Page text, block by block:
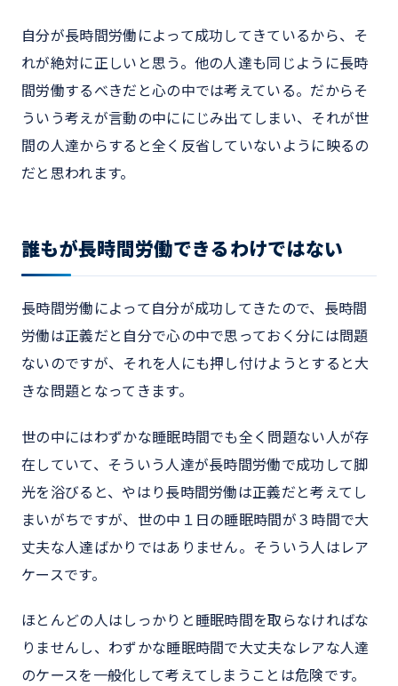
自分が長時間労働によって成功してきているから、そ
れが絶対に正しいと思う。他の人達も同じように長時
間労働するべきだと心の中では考えている。だからそ
ういう考えが言動の中ににじみ出てしまい、それが世
間の人達からすると全く反省していないように映るの
だと思われます。
誰もが長時間労働できるわけではない
長時間労働によって自分が成功してきたので、長時間
労働は正義だと自分で心の中で思っておく分には問題
ないのですが、それを人にも押し付けようとすると大
きな問題となってきます。
世の中にはわずかな睡眠時間でも全く問題ない人が存
在していて、そういう人達が長時間労働で成功して脚
光を浴びると、やはり長時間労働は正義だと考えてし
まいがちですが、世の中１日の睡眠時間が３時間で大
丈夫な人達ばかりではありません。そういう人はレア
ケースです。
ほとんどの人はしっかりと睡眠時間を取らなければな
りませんし、わずかな睡眠時間で大丈夫なレアな人達
のケースを一般化して考えてしまうことは危険です。